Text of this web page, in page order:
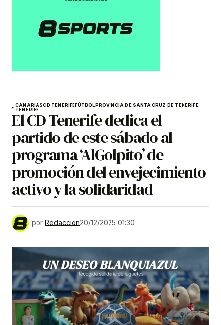
CANARIASCD TENERIFEFÚTBOLPROVINCIA DE SANTA CRUZ DE TENERIFE
TENERIFE
El CD Tenerife dedica el
partido de este sábado al
programa ‘AlGolpito’ de
promoción del envejecimiento
activo y la solidaridad
por Redacción20/12/2025 01:30